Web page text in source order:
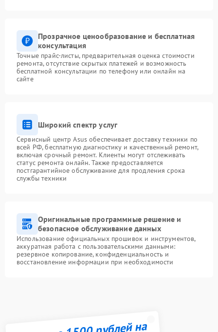
Прозрачное ценообразование и бесплатная
консультация
Точные прайс-листы, предварительная оценка стоимости
ремонта, отсутствие скрытых платежей и возможность
бесплатной консультации по телефону или онлайн на
сайте
Широкий спектр услуг
Сервисный центр Asus обеспечивает доставку техники по
всей РФ, бесплатную диагностику и качественный ремонт,
включая срочный ремонт. Клиенты могут отслеживать
статус ремонта онлайн. Также предоставляется
постгарантийное обслуживание для продления срока
службы техники
Оригинальные программные решение и
безопасное обслуживание данных
Использование официальных прошивок и инструментов,
аккуратная работа с пользовательскими данными:
резервное копирование, конфиденциальность и
восстановление информации при необходимости